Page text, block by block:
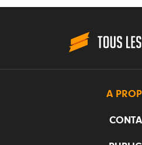
A